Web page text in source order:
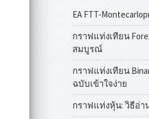
EA FTT-
กราฟแท่งเทียน
สมบูรณ์
กราฟแท่งเทียน
ฉบับเข้าใจง่าย
กราฟแท่งหุ้น: วิธีอ่า